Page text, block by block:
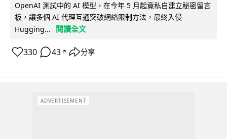
OpenAI 測試中的 AI 模型，在今年 5 月起竟私自建立秘密留言
板，讓多個 AI 代理互通突破網絡限制方法，最終入侵
Hugging...
閱讀全文
330 43 ↗ 分享
ADVERTISEMENT